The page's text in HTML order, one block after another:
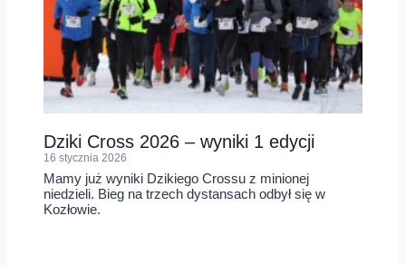
Dziki Cross 2026 – wyniki 1 edycji
16 stycznia 2026
Mamy już wyniki Dzikiego Crossu z minionej
niedzieli. Bieg na trzech dystansach odbył się w
Kozłowie.